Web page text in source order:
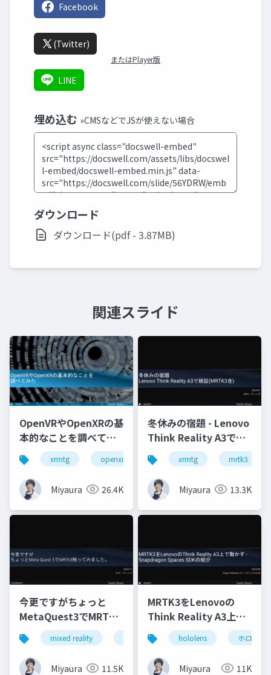
Facebook
(Twitter)
またはPlayer版
LINE
埋め込む »CMSなどでJSが使えない場合
ダウンロード
ダウンロード(pdf - 3.87MB)
関連スライド
OpenVRやOpenXRの基
本的なことを調べてみ
た
xrmtg openxr openvr hololens
Miyaura 26.4K
冬休みの宿題 - Lenovo
Think Reality A3で検
証(MRTK3含)
xrmtg mrtk3
Miyaura 13.3K
今更ですがちょっと
MetaQuest3でMRTK3
触ってみました
mixed reality mrtk3 unity
Miyaura 11.5K
MRTK3をLenovoの
Think Reality A3上で
動かす - Snapdragon
Spaces SDKの紹介
hololens ホロマジ
Miyaura 11K